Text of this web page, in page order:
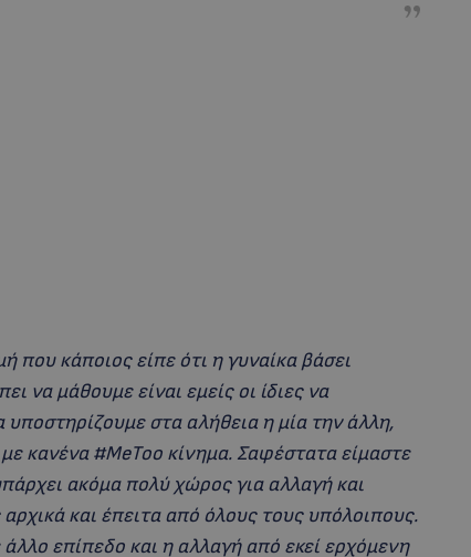
που κάποιος είπε ότι η γυναίκα βάσει
να μάθουμε είναι εμείς οι ίδιες να
υποστηρίζουμε στα αλήθεια η μία την άλλη,
κανένα #MeToo κίνημα. Σαφέστατα είμαστε
ακόμα πολύ χώρος για αλλαγή και
αρχικά και έπειτα από όλους τους υπόλοιπους.
επίπεδο και η αλλαγή από εκεί ερχόμενη